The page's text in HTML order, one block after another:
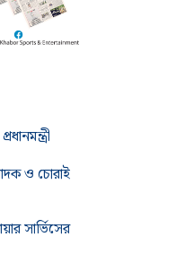
ও চোরাই
সার্ভিসের